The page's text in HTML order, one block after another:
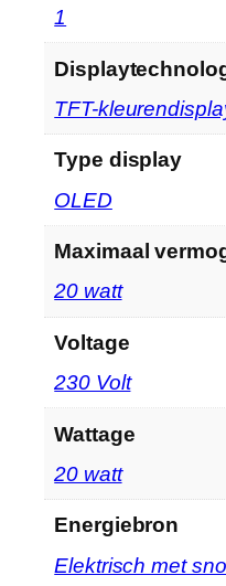
‎1
‎TFT-
Type display
‎OLED
Maximaal
‎20 watt
Voltage
‎230 Volt
Wattage
‎20 watt
Energiebron
‎Elektrisch met